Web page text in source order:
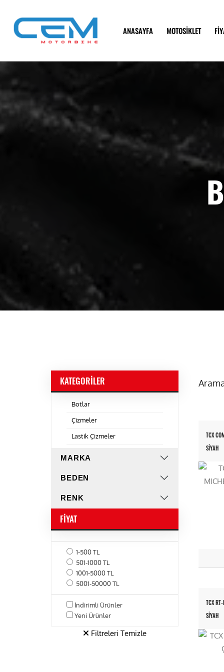
ANASAYFA MOTOSİKLET
KATEGORILER
Botlar
Çizmeler
Lastik Çizmeler
MARKA
BEDEN
RENK
FIYAT
1-500 TL
501-1000 TL
1001-5000 TL
5001-50000 TL
İndirimli Ürünler
Yeni Ürünler
Filtreleri Temizle
TCX
SİYAH
TCX
SİYAH